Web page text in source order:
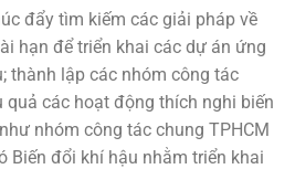
đẩy tìm kiếm các giải pháp về
hạn để triển khai các dự án ứng
thành lập các nhóm công tác
quả các hoạt động thích nghi biến
nhóm công tác chung TPHCM
Biến đổi khí hậu nhằm triển khai